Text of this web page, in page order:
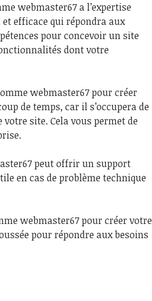
webmaster67 a l’expertise
efficace qui répondra aux
pour concevoir un site
dont votre
webmaster67 pour créer
de temps, car il s’occupera de
site. Cela vous permet de
peut offrir un support
en cas de problème technique
webmaster67 pour créer votre
pour répondre aux besoins